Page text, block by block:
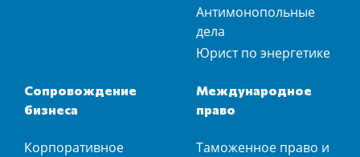
Антимонопольные
дела
Юрист по энергетике
Сопровождение
бизнеса
Корпоративное
Международное
право
Таможенное право и